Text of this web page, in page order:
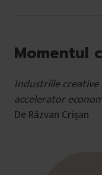
Momentul
Industriile
accelerator
De Răzvan Crişan